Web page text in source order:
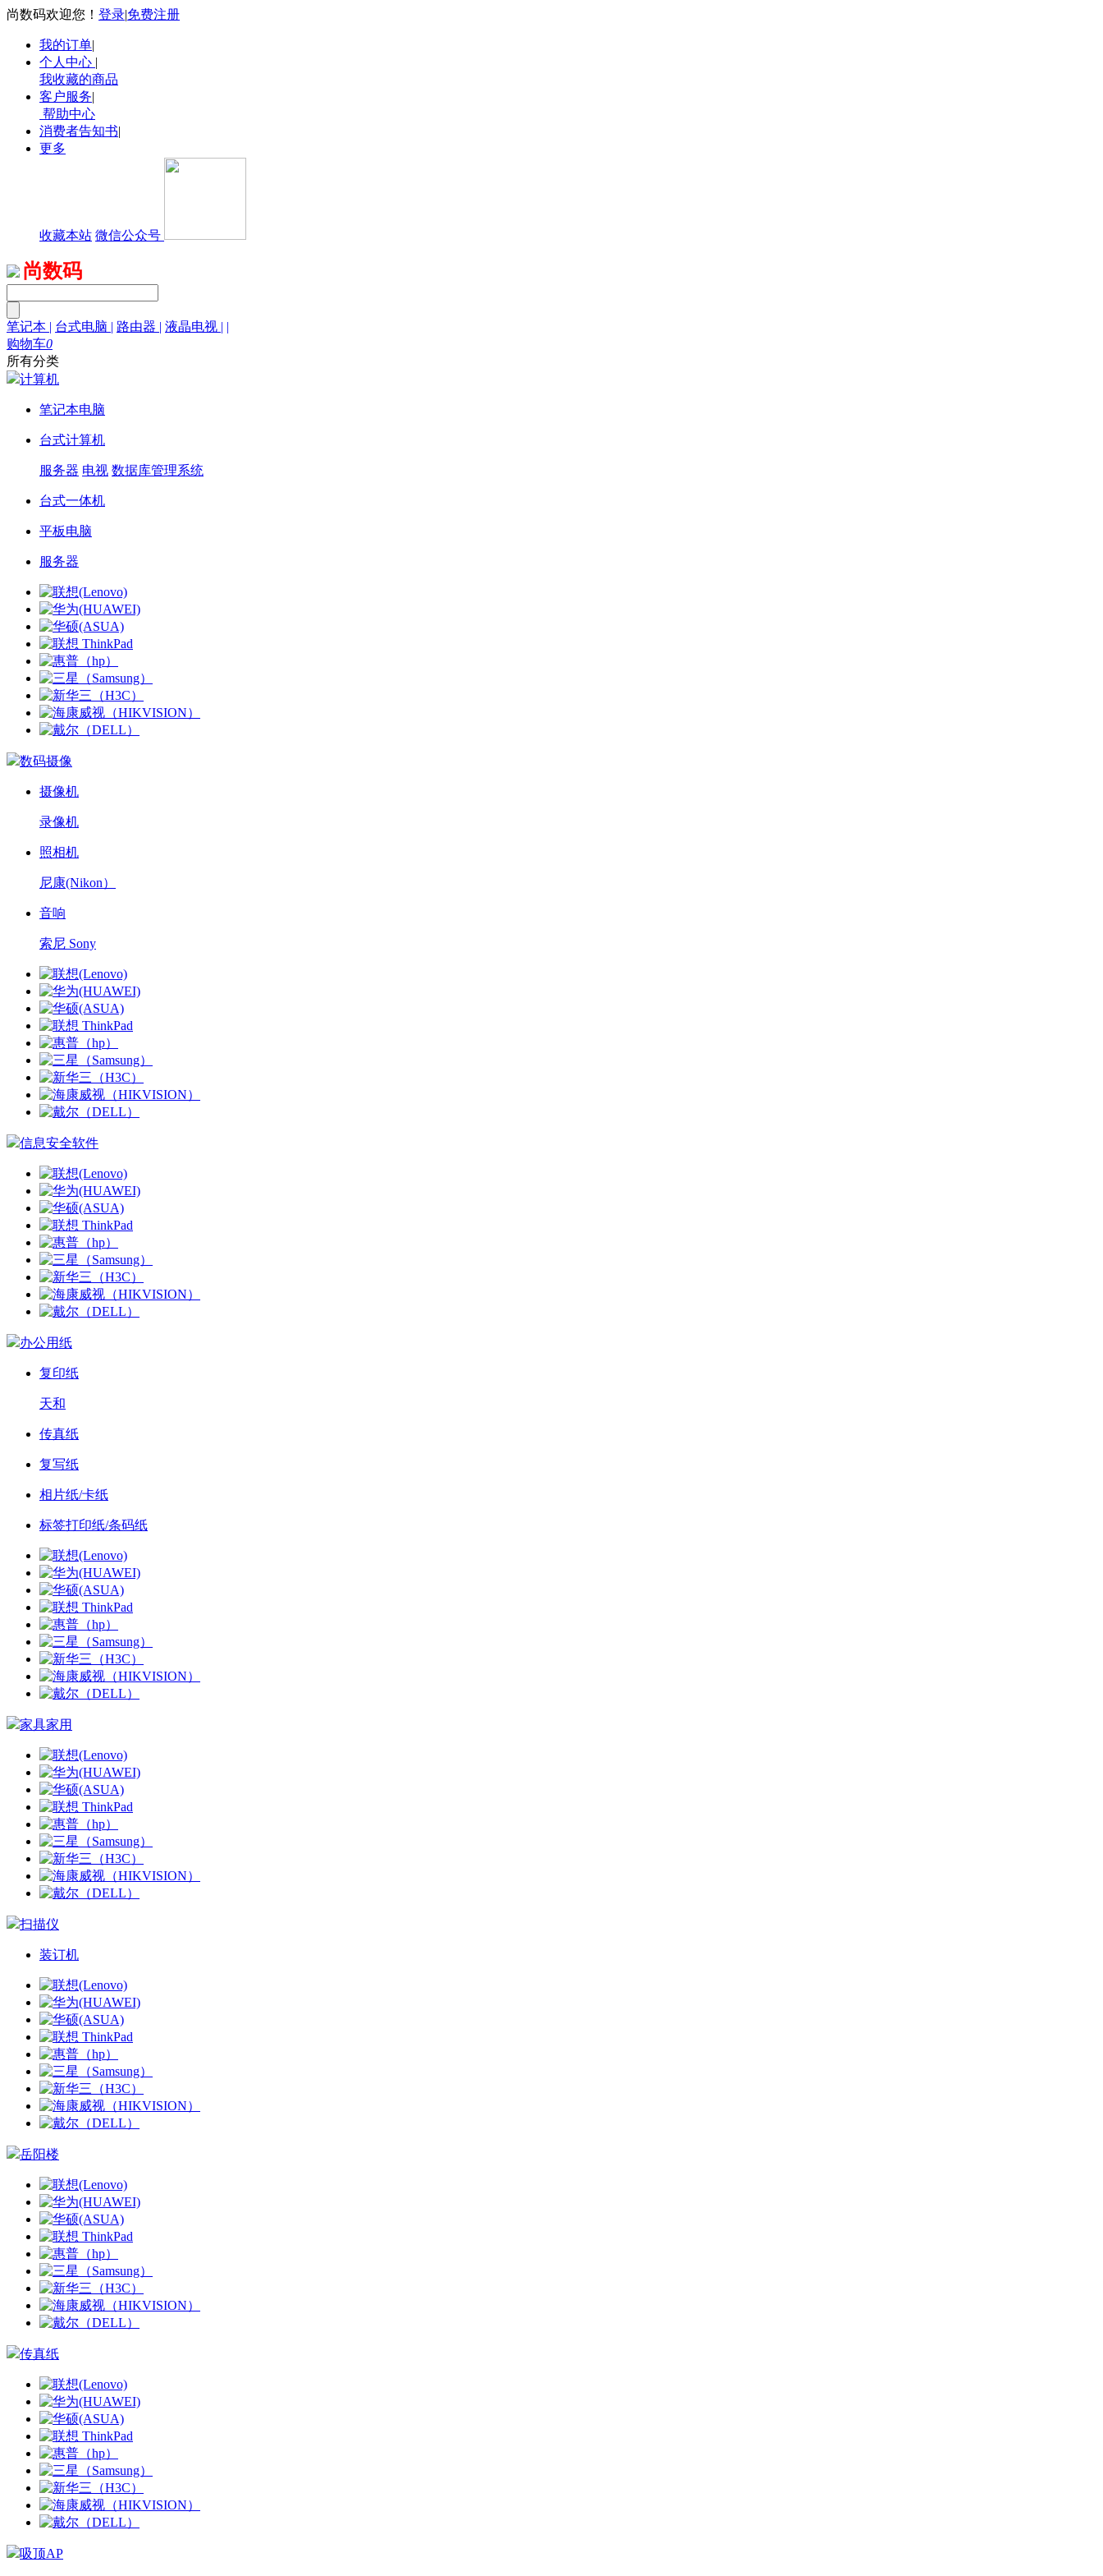
尚数码欢迎您！ 登录|免费注册
我的订单|
个人中心 |
我收藏的商品
客户服务|
帮助中心
消费者告知书|
更多
收藏本站 微信公众号
尚数码
笔记本 | 台式电脑 | 路由器 | 液晶电视 | |
购物车0
所有分类
计算机
笔记本电脑
台式计算机
服务器 电视 数据库管理系统
台式一体机
平板电脑
服务器
数码摄像
摄像机
录像机
照相机
尼康(Nikon）
音响
索尼 Sony
信息安全软件
办公用纸
复印纸
天和
传真纸
复写纸
相片纸/卡纸
标签打印纸/条码纸
家具家用
扫描仪
装订机
岳阳楼
传真纸
吸顶AP